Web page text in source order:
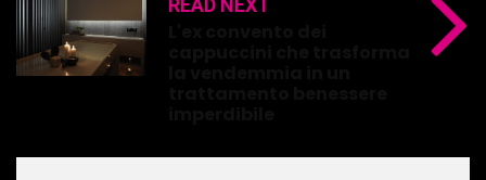
READ NEXT